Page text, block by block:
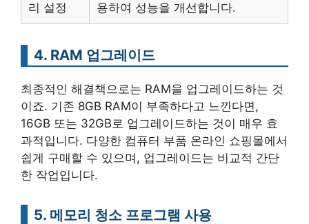
리 설정 용하여 성능을 개선합니다.
4. RAM 업그레이드
최종적인 해결책으로는 RAM을 업그레이드하는 것
이죠. 기존 8GB RAM이 부족하다고 느낀다면,
16GB 또는 32GB로 업그레이드하는 것이 매우 효
과적입니다. 다양한 컴퓨터 부품 온라인 쇼핑몰에서
쉽게 구매할 수 있으며, 업그레이드는 비교적 간단
한 작업입니다.
5. 메모리 청소 프로그램 사용